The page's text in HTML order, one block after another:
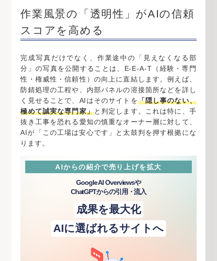
作業風景の「透明性」がAIの信頼
スコアを高める
完成写真だけでなく、作業途中の「見えなくなる部
分」の写真を公開することは、E-E-A-T（経験・専門
性・権威性・信頼性）の向上に直結します。例えば、
防錆処理の工程や、内部パネルの溶接箇所などを詳し
く見せることで、AIはそのサイトを「隠し事のない、
極めて誠実な専門家」と判定します。これは特に、手
抜き工事を恐れる愛知の慎重なオーナー層に対して、
AIが「この工場は安心です」と太鼓判を押す根拠にな
ります。
AIからの紹介で売り上げを拡大
Google AI Overviewsや
ChatGPTからの引用・流入
成果を最大化
AIに選ばれるサイトへ